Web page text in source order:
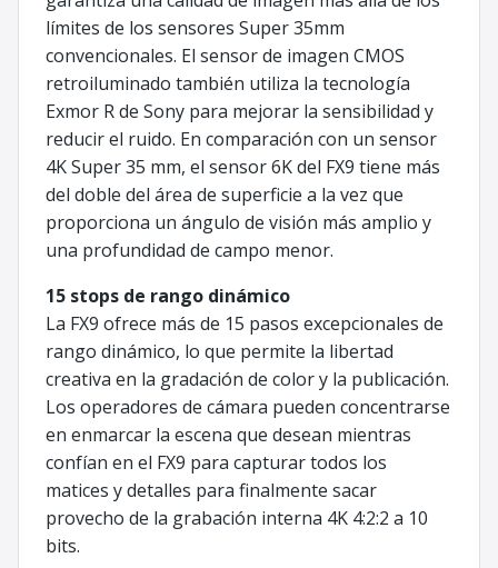
límites de los sensores Super 35mm
convencionales. El sensor de imagen CMOS
retroiluminado también utiliza la tecnología
Exmor R de Sony para mejorar la sensibilidad y
reducir el ruido. En comparación con un sensor
4K Super 35 mm, el sensor 6K del FX9 tiene más
del doble del área de superficie a la vez que
proporciona un ángulo de visión más amplio y
una profundidad de campo menor.
15 stops de rango dinámico
La FX9 ofrece más de 15 pasos excepcionales de
rango dinámico, lo que permite la libertad
creativa en la gradación de color y la publicación.
Los operadores de cámara pueden concentrarse
en enmarcar la escena que desean mientras
confían en el FX9 para capturar todos los
matices y detalles para finalmente sacar
provecho de la grabación interna 4K 4:2:2 a 10
bits.